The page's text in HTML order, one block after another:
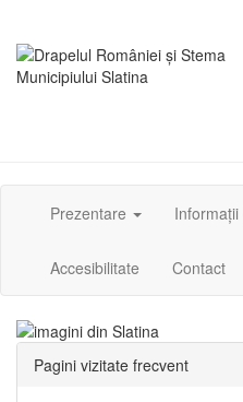
Prezentare
Accesibilitate Contact
Pagini vizitate frecvent